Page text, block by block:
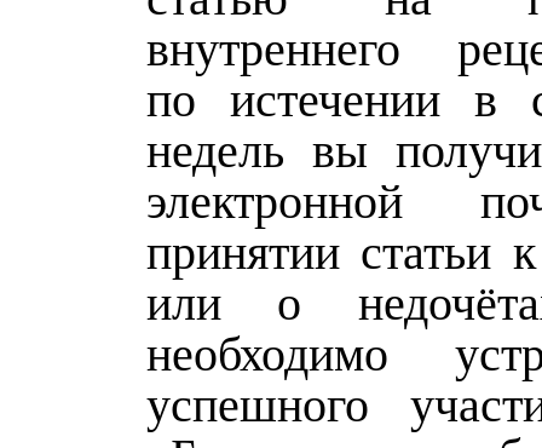
внутреннего
по истечении в
недель вы
электронной
принятии статьи
или о
необходимо
успешного